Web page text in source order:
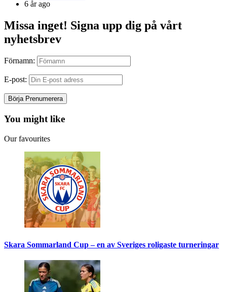
by
6 år ago
Missa inget! Signa upp dig på vårt
nyhetsbrev
Förnamn:
E-post:
You might like
Our favourites
Skara Sommarland Cup – en av Sveriges roligaste turneringar